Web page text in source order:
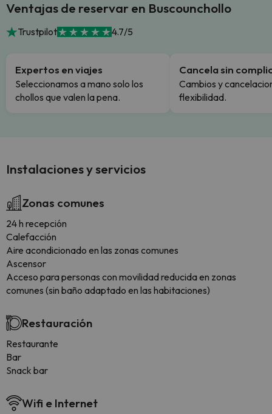
Ventajas de reservar en Buscounchollo
Trustpilot 4.7/5
Expertos en viajes
Seleccionamos a mano solo los
chollos que valen la pena.
Cancela sin
Cambios y
flexibilidad.
Instalaciones y servicios
Zonas comunes
24 h recepción
Calefacción
Aire acondicionado en las zonas comunes
Ascensor
Acceso para personas con movilidad reducida en zonas
comunes (sin baño adaptado en las habitaciones)
Restauración
Restaurante
Bar
Snack bar
Wifi e Internet